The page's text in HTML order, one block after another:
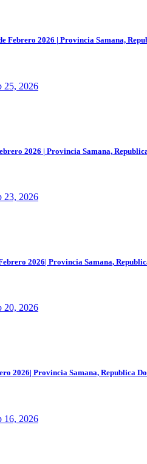
Febrero 2026 | Provincia Samana,
25, 2026
2026 | Provincia Samana,
23, 2026
2026| Provincia Samana,
20, 2026
2026| Provincia Samana, Republica
16, 2026